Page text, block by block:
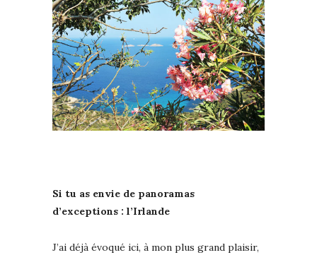
Si tu as envie de panoramas
d’exceptions : l’Irlande
J’ai déjà évoqué ici, à mon plus grand plaisir,